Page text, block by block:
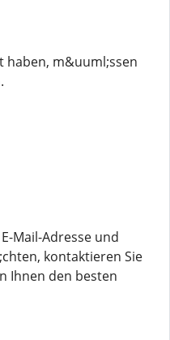
haben, m&uuml;ssen
Mail-Adresse und
kontaktieren Sie
Ihnen den besten